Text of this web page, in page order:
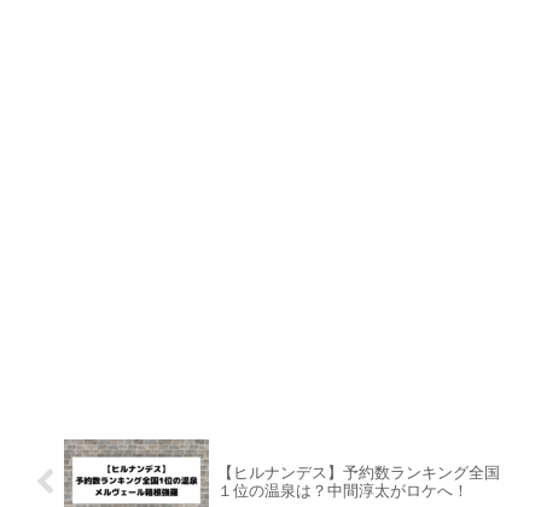
【ヒルナンデス】予約数ランキング全国
１位の温泉は？中間淳太がロケへ！